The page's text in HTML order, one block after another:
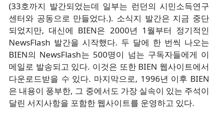
(33호까지 발간되었는데 일부는 런던의 시민소득연구
센터와 공동으로 만들었다.). 소식지 발간은 지금 중단
되었지만, 대신에 BIEN은 2000년 1월부터 정기적인
NewsFlash 발간을 시작했다. 두 달에 한 번씩 나오는
BIEN의 NewsFlash는 500명이 넘는 구독자들에게 이
메일로 발송되고 있다. 이것은 또한 BIEN 웹사이트에서
다운로드받을 수 있다. 마지막으로, 1996년 이후 BIEN
은 내용이 풍부한, 그 중에서도 가장 실속이 있는 주석이
달린 서지사항을 포함한 웹사이트를 운영하고 있다.